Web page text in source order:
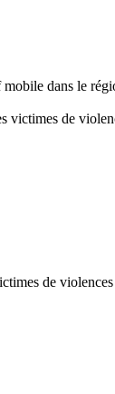
dans le
de
de